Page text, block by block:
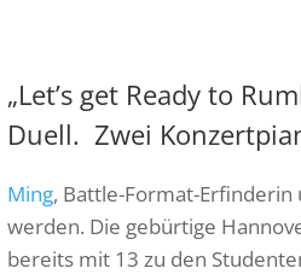
„Let’s get Ready to
Duell. Zwei
Ming, Battle-Format-Erfinderin
werden. Die gebürtige
bereits mit 13 zu den